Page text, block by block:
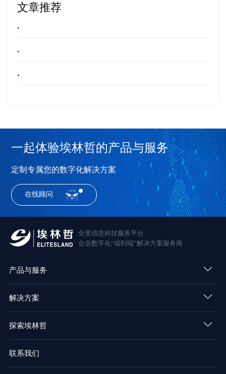
文章推荐
•
•
•
一起体验埃林哲的产品与服务
定制专属您的数字化解决方案
在线顾问
全景信息科技服务平台
企业数字化“端到端”解决方案服务商
产品与服务
解决方案
探索埃林哲
联系我们